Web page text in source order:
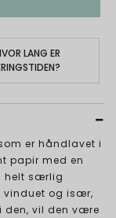
LANG ER
er håndlavet i
papir med en
helt særlig
vinduet og især,
den, vil den være